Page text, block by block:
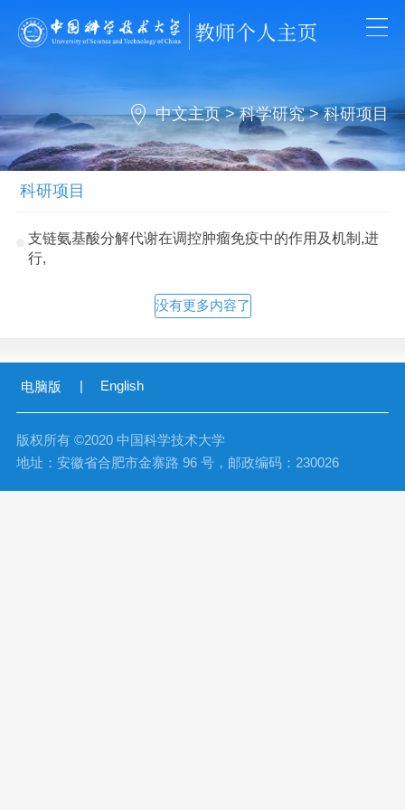
中文主页>科学研究>科研项目
科研项目
支链氨基酸分解代谢在调控肿瘤免疫中的作用及机制,进
行,
没有更多内容了
电脑版 English
版权所有 ©2020 中国科学技术大学
地址：安徽省合肥市金寨路 96 号，邮政编码：230026